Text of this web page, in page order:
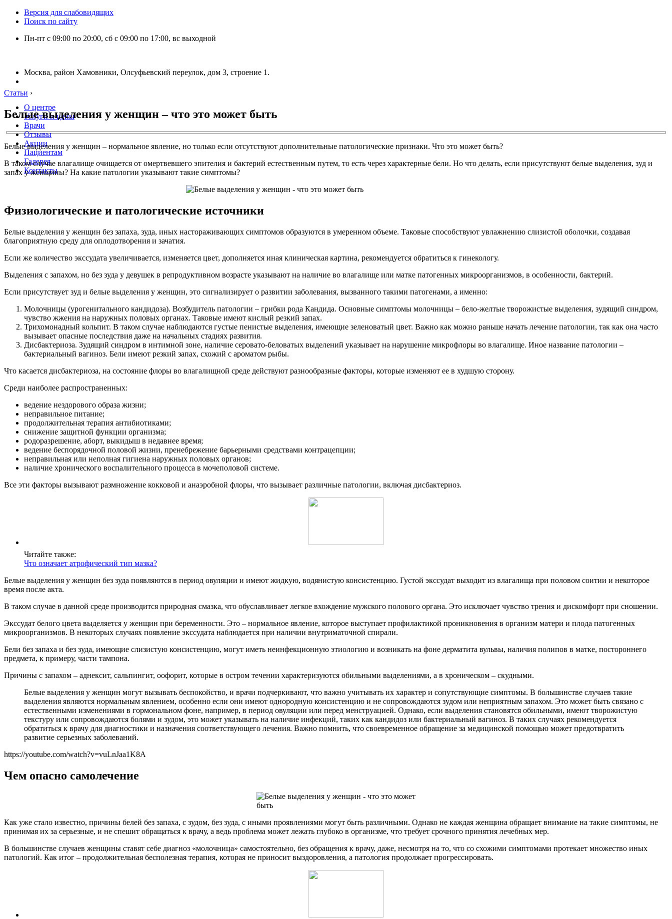
Версия для слабовидящих
Поиск по сайту
Пн-пт с 09:00 по 20:00, сб с 09:00 по 17:00, вс выходной
Москва, район Хамовники, Олсуфьевский переулок, дом 3, строение 1.
О центре
Услуги и цены
Врачи
Отзывы
Акции
Пациентам
Галерея
Контакты
Статьи ›
Белые выделения у женщин – что это может быть
Белые выделения у женщин – нормальное явление, но только если отсутствуют дополнительные патологические признаки. Что это может быть?
В таком случае влагалище очищается от омертвевшего эпителия и бактерий естественным путем, то есть через характерные бели. Но что делать, если присутствуют белые выделения, зуд и
запах у женщины? На какие патологии указывают такие симптомы?
Физиологические и патологические источники
Белые выделения у женщин без запаха, зуда, иных настораживающих симптомов образуются в умеренном объеме. Таковые способствуют увлажнению слизистой оболочки, создавая
благоприятную среду для оплодотворения и зачатия.
Если же количество экссудата увеличивается, изменяется цвет, дополняется иная клиническая картина, рекомендуется обратиться к гинекологу.
Выделения с запахом, но без зуда у девушек в репродуктивном возрасте указывают на наличие во влагалище или матке патогенных микроорганизмов, в особенности, бактерий.
Если присутствует зуд и белые выделения у женщин, это сигнализирует о развитии заболевания, вызванного такими патогенами, а именно:
Молочницы (урогенитального кандидоза). Возбудитель патологии – грибки рода Кандида. Основные симптомы молочницы – бело-желтые творожистые выделения, зудящий синдром,
чувство жжения на наружных половых органах. Таковые имеют кислый резкий запах.
Трихомонадный кольпит. В таком случае наблюдаются густые пенистые выделения, имеющие зеленоватый цвет. Важно как можно раньше начать лечение патологии, так как она часто
вызывает опасные последствия даже на начальных стадиях развития.
Дисбактериоза. Зудящий синдром в интимной зоне, наличие серовато-беловатых выделений указывает на нарушение микрофлоры во влагалище. Иное название патологии –
бактериальный вагиноз. Бели имеют резкий запах, схожий с ароматом рыбы.
Что касается дисбактериоза, на состояние флоры во влагалищной среде действуют разнообразные факторы, которые изменяют ее в худшую сторону.
Среди наиболее распространенных:
ведение нездорового образа жизни;
неправильное питание;
продолжительная терапия антибиотиками;
снижение защитной функции организма;
родоразрешение, аборт, выкидыш в недавнее время;
ведение беспорядочной половой жизни, пренебрежение барьерными средствами контрацепции;
неправильная или неполная гигиена наружных половых органов;
наличие хронического воспалительного процесса в мочеполовой системе.
Все эти факторы вызывают размножение кокковой и анаэробной флоры, что вызывает различные патологии, включая дисбактериоз.
Читайте также:
Что означает атрофический тип мазка?
Белые выделения у женщин без зуда появляются в период овуляции и имеют жидкую, водянистую консистенцию. Густой экссудат выходит из влагалища при половом соитии и некоторое
время после акта.
В таком случае в данной среде производится природная смазка, что обуславливает легкое вхождение мужского полового органа. Это исключает чувство трения и дискомфорт при сношении.
Экссудат белого цвета выделяется у женщин при беременности. Это – нормальное явление, которое выступает профилактикой проникновения в организм матери и плода патогенных
микроорганизмов. В некоторых случаях появление экссудата наблюдается при наличии внутриматочной спирали.
Бели без запаха и без зуда, имеющие слизистую консистенцию, могут иметь неинфекционную этиологию и возникать на фоне дерматита вульвы, наличия полипов в матке, постороннего
предмета, к примеру, части тампона.
Причины с запахом – аднексит, сальпингит, оофорит, которые в остром течении характеризуются обильными выделениями, а в хроническом – скудными.
Белые выделения у женщин могут вызывать беспокойство, и врачи подчеркивают, что важно учитывать их характер и сопутствующие симптомы. В большинстве случаев такие
выделения являются нормальным явлением, особенно если они имеют однородную консистенцию и не сопровождаются зудом или неприятным запахом. Это может быть связано с
естественными изменениями в гормональном фоне, например, в период овуляции или перед менструацией. Однако, если выделения становятся обильными, имеют творожистую
текстуру или сопровождаются болями и зудом, это может указывать на наличие инфекций, таких как кандидоз или бактериальный вагиноз. В таких случаях рекомендуется
обратиться к врачу для диагностики и назначения соответствующего лечения. Важно помнить, что своевременное обращение за медицинской помощью может предотвратить
развитие серьезных заболеваний.
https://youtube.com/watch?v=vuLnJaa1K8A
Чем опасно самолечение
Как уже стало известно, причины белей без запаха, с зудом, без зуда, с иными проявлениями могут быть различными. Однако не каждая женщина обращает внимание на такие симптомы, не
принимая их за серьезные, и не спешит обращаться к врачу, а ведь проблема может лежать глубоко в организме, что требует срочного принятия лечебных мер.
В большинстве случаев женщины ставят себе диагноз «молочница» самостоятельно, без обращения к врачу, даже, несмотря на то, что со схожими симптомами протекает множество иных
патологий. Как итог – продолжительная бесполезная терапия, которая не приносит выздоровления, а патология продолжает прогрессировать.